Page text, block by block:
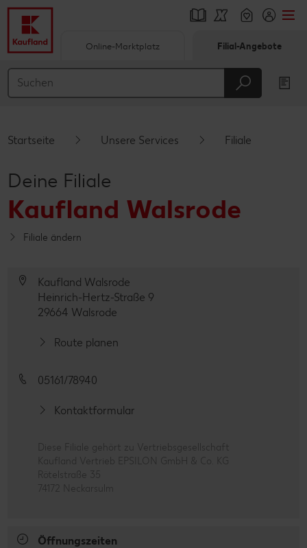
Hauptinhalt
Online-Marktplatz Filial-Angebote
Startseite Unsere Services Filiale
Deine Filiale
Kaufland Walsrode
Filiale ändern
Kaufland Walsrode
Heinrich-Hertz-Straße 9
29664 Walsrode
Route planen
05161/78940
Kontaktformular
Diese Filiale gehört zu Vertriebsgesellschaft
Kaufland Vertrieb EPSILON GmbH & Co. KG
Rötelstraße 35
74172 Neckarsulm
Öffnungszeiten